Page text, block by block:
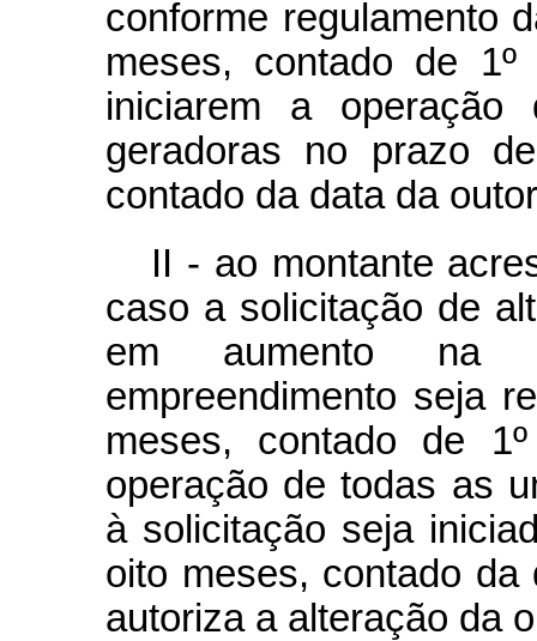
conforme regulamento
meses, contado de
iniciarem a
geradoras no prazo
contado da data da
II - ao montante
caso a solicitação de
em aumento na
empreendimento seja
meses, contado de
operação de todas as
à solicitação seja
oito meses, contado
autoriza a alteração da